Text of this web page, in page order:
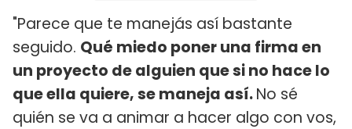
"Parece que te manejás así bastante
seguido. Qué miedo poner una firma en
un proyecto de alguien que si no hace lo
que ella quiere, se maneja así.No sé
quién se va a animar a hacer algo con vos,